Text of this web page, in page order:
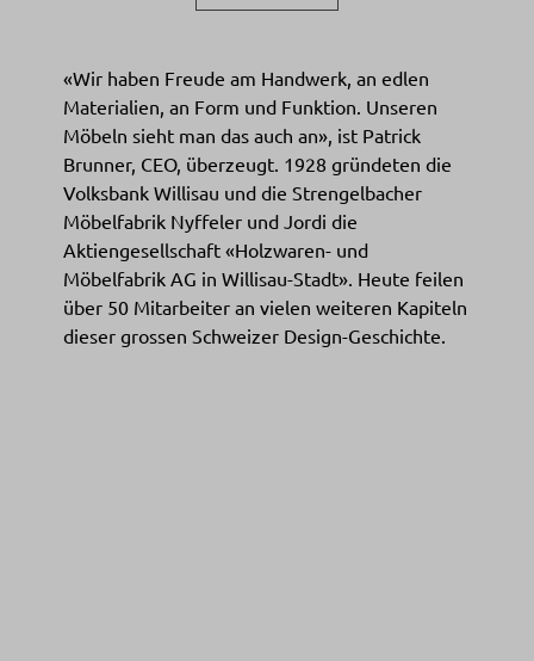
«Wir haben Freude am Handwerk, an edlen
Materialien, an Form und Funktion. Unseren
Möbeln sieht man das auch an», ist Patrick
Brunner, CEO, überzeugt. 1928 gründeten die
Volksbank Willisau und die Strengelbacher
Möbelfabrik Nyffeler und Jordi die
Aktiengesellschaft «Holzwaren- und
Möbelfabrik AG in Willisau-Stadt». Heute feilen
über 50 Mitarbeiter an vielen weiteren Kapiteln
dieser grossen Schweizer Design-Geschichte.